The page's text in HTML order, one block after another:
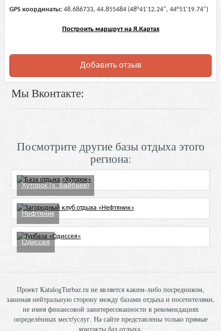
GPS координаты: 48.686733, 44.855484 (48°41'12.24", 44°51'19.74")
Построить маршрут на Я.Картах
Добавить отзыв
Мы Вконтакте:
Посмотрите другие базы отдыха этого
региона:
Хуторок (х. Байбаев)
Нефтяник
Одиссея
Проект KatalogTurbaz.ru не является каким-либо посредником,
занимая нейтральную сторону между базами отдыха и посетителями,
не имея финансовой заинтересованности в рекомендациях
определённых мест/услуг. На сайте представлены только прямые
контакты баз отдыха.